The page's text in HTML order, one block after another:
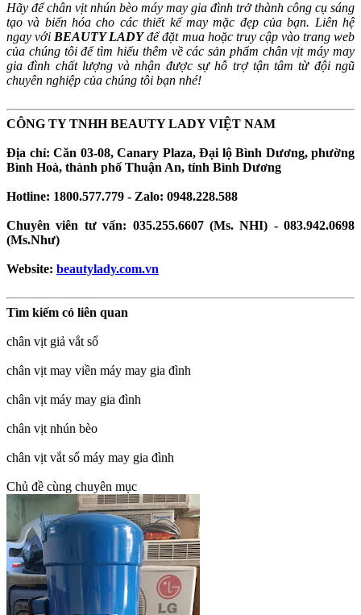
Hãy để chân vịt nhún bèo máy may gia đình trở thành công cụ sáng
tạo và biến hóa cho các thiết kế may mặc đẹp của bạn. Liên hệ
ngay với BEAUTY LADYđể đặt mua hoặc truy cập vào trang web
của chúng tôi để tìm hiểu thêm về các sản phẩm chân vịt máy may
gia đình chất lượng và nhận được sự hỗ trợ tận tâm từ đội ngũ
chuyên nghiệp của chúng tôi bạn nhé!
CÔNG TY TNHH BEAUTY LADY VIỆT NAM
Địa chỉ: Căn 03-08, Canary Plaza, Đại lộ Bình Dương, phường
Bình Hoà, thành phố Thuận An, tỉnh Bình Dương
Hotline: 1800.577.779 - Zalo: 0948.228.588
Chuyên viên tư vấn: 035.255.6607 (Ms. NHI) - 083.942.0698
(Ms.Như)
Website: beautylady.com.vn
Tìm kiếm có liên quan
chân vịt giả vắt sổ
chân vịt may viền máy may gia đình
chân vịt máy may gia đình
chân vịt nhún bèo
chân vịt vắt sổ máy may gia đình​
Chủ đề cùng chuyên mục